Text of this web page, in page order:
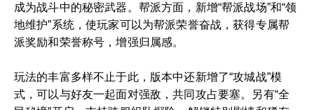
成为战斗中的秘密武器。帮派方面，新增“帮派战场”和“领
地维护”系统，使玩家可以为帮派荣誉奋战，获得专属帮
派奖励和荣誉称号，增强归属感。
玩法的丰富多样不止于此，版本中还新增了“攻城战”模
式，可以与好友一起面对强敌，共同攻占要塞。另有“全